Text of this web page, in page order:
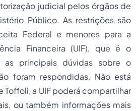
judicial pelos órgãos de
Público. As restrições são
Federal e menores para a
Financeira (UIF), que é o
as principais dúvidas sobre o
foram respondidas. Não está
Toffoli, a UIF poderá compartilhar
ou também informações mais